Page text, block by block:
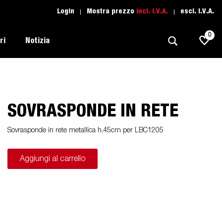
Login Mostra prezzo incl. I.V.A. escl. I.V.A.
Trasporti Leggeri
Imbarcazioni
Scuola di guida
Regolamentazione
Scelta del rimorchio
Assistenza Rimorchi
Notizia
0
SOVRASPONDE IN RETE
Sovrasponde in rete metallica h.45cm per LBC1205
Aggiungi al carrello